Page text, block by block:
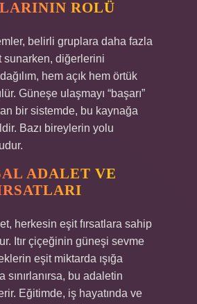
ROLÜ
belirli gruplara daha fazla
sunarken, diğerlerini
hem açık hem örtük
Güneşe ulaşmayı “başarı”
bir sistemde, bu kaynağa
Bazı bireylerin yolu
ADALET VE
herkesin eşit fırsatlara sahip
Itır çiçeğinin güneşi sevme
eşit miktarda ışığa
sınırlanırsa, bu adaletin
Eğitimde, iş hayatında ve